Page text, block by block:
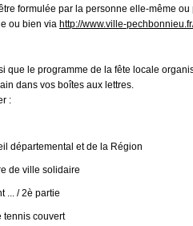
formulée par la personne elle-même
ou bien via http://www.ville-
que le programme de la fête locale
dans vos boîtes aux lettres.
:
départemental et de la Région
de ville solidaire
... / 2è partie
tennis couvert